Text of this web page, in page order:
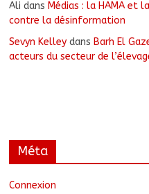
Ali dans Médias : la HAMA et
contre la désinformation
Sevyn Kelley dans Barh El
acteurs du secteur de
Méta
Connexion